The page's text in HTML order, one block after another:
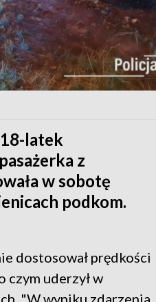
latek
z
w sobotę
podkom.
dostosował prędkości
czym uderzył w